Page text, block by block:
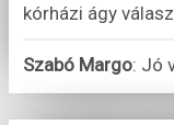
kórházi ágy
Szabó Margo: Jó